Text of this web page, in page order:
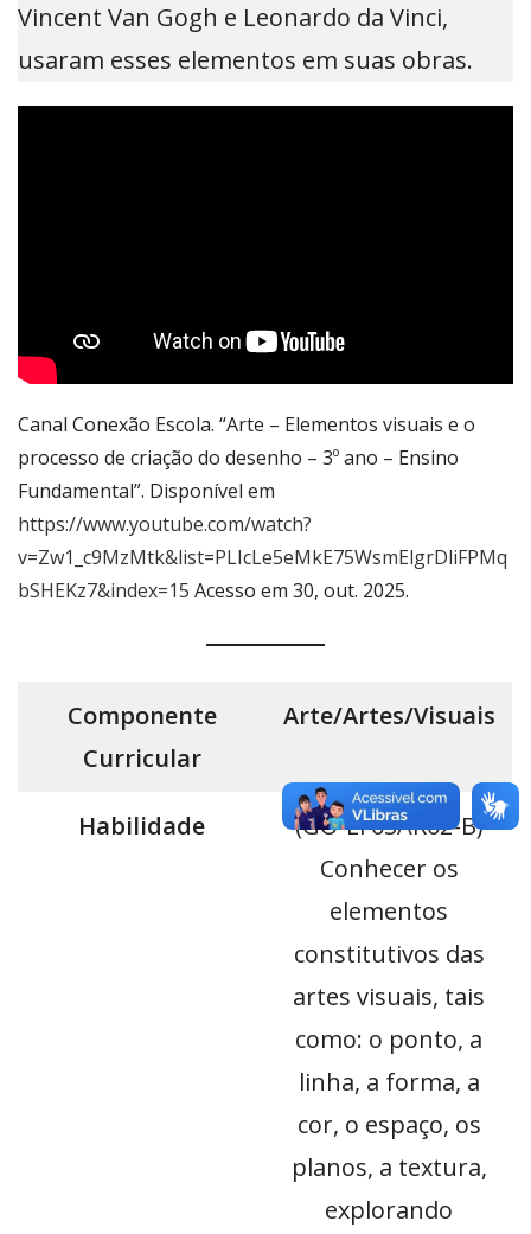
Vincent Van Gogh e Leonardo da Vinci,
usaram esses elementos em suas obras.
Canal Conexão Escola. “Arte – Elementos visuais e o
processo de criação do desenho – 3º ano – Ensino
Fundamental”. Disponível em
https://www.youtube.com/watch?
v=Zw1_c9MzMtk&list=PLIcLe5eMkE75WsmElgrDliFPMq
bSHEKz7&index=15 Acesso em 30, out. 2025.
Componente
Curricular
Arte/Artes/Visuais
Habilidade
(GO-EF03AR02-B)
Conhecer os
elementos
constitutivos das
artes visuais, tais
como: o ponto, a
linha, a forma, a
cor, o espaço, os
planos, a textura,
explorando